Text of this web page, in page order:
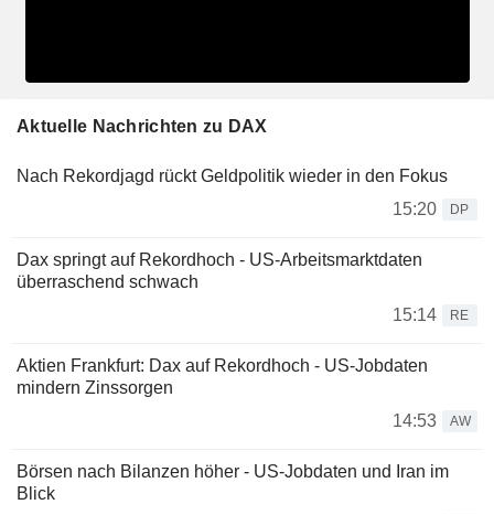
Aktuelle Nachrichten zu DAX
Nach Rekordjagd rückt Geldpolitik wieder in den Fokus
15:20
DP
Dax springt auf Rekordhoch - US-Arbeitsmarktdaten
überraschend schwach
15:14
RE
Aktien Frankfurt: Dax auf Rekordhoch - US-Jobdaten
mindern Zinssorgen
14:53
AW
Börsen nach Bilanzen höher - US-Jobdaten und Iran im
Blick